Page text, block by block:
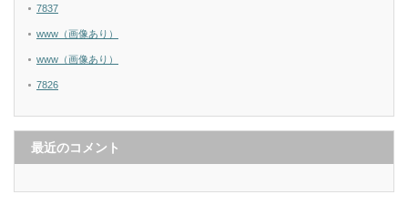
7837
www（画像あり）
www（画像あり）
7826
最近のコメント